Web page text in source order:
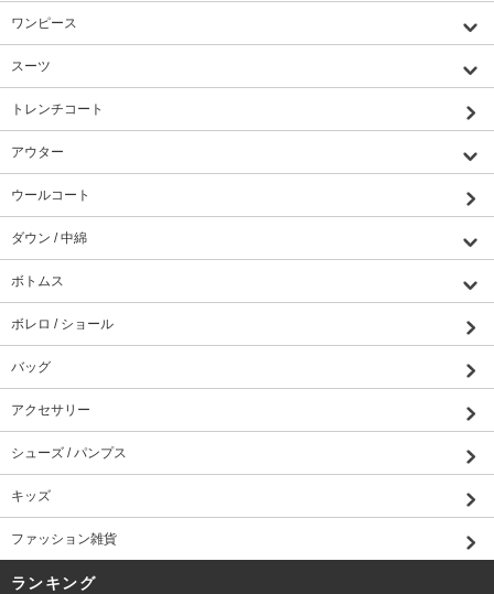
ワンピース
スーツ
トレンチコート
アウター
ウールコート
ダウン / 中綿
ボトムス
ボレロ / ショール
バッグ
アクセサリー
シューズ / パンプス
キッズ
ファッション雑貨
ランキング